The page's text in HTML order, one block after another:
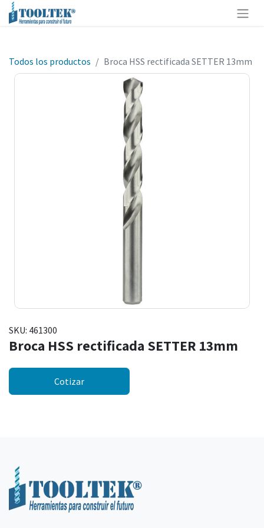
Todos los productos Broca HSS rectificada SETTER 13mm
SKU: 461300
Broca HSS rectificada SETTER 13mm
Cotizar